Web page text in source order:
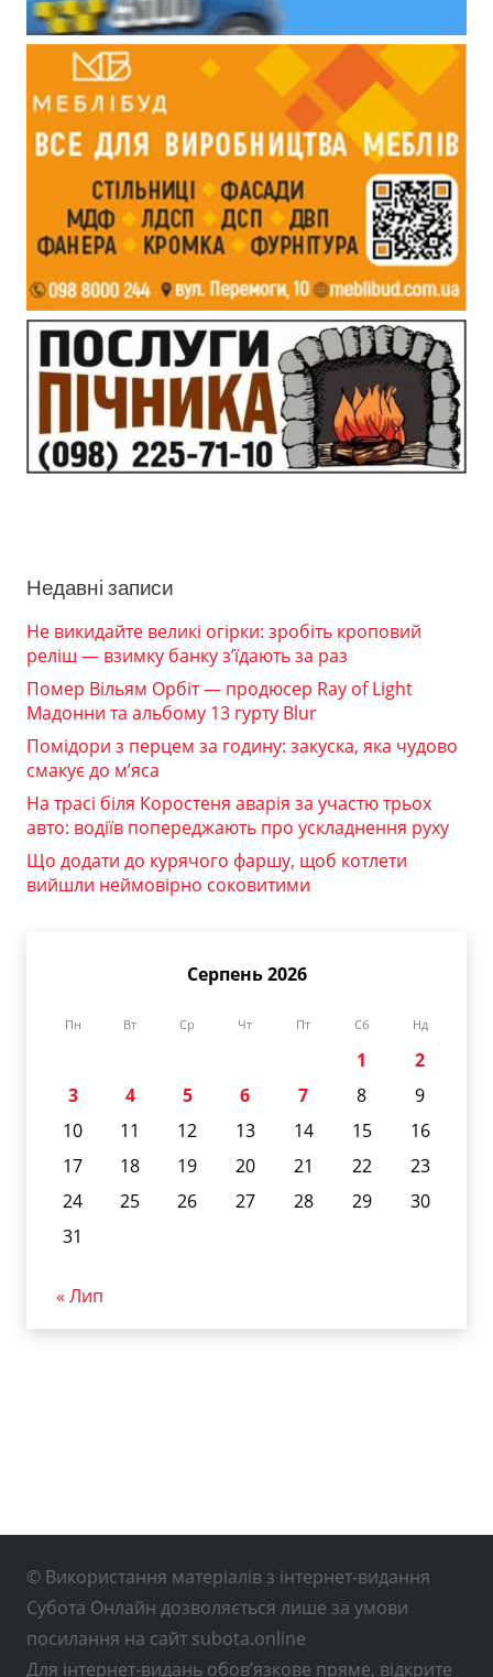
Недавні записи
Не викидайте великі огірки: зробіть кроповий
реліш — взимку банку з’їдають за раз
Помер Вільям Орбіт — продюсер Ray of Light
Мадонни та альбому 13 гурту Blur
Помідори з перцем за годину: закуска, яка чудово
смакує до м’яса
На трасі біля Коростеня аварія за участю трьох
авто: водіїв попереджають про ускладнення руху
Що додати до курячого фаршу, щоб котлети
вийшли неймовірно соковитими
Серпень 2026
Пн Вт Ср Чт Пт Сб Нд
1
2
3
4 5 6 7 8
9
10
11 12 13 14 15
16
17
18 19 20 21 22
23
24
25 26 27 28 29
30
31
« Лип
© Використання матеріалів з інтернет-видання
Субота Онлайн дозволяється лише за умови
посилання на сайт subota.online
Для інтернет-видань обов’язкове пряме, відкрите